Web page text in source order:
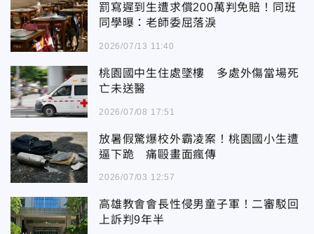
罰寫遲到生遭求償200萬判免賠！同班
同學曝：老師委屈落淚
2026/07/13 11:40
桃園國中生住處墜樓 多處外傷當場死
亡未送醫
2026/07/08 17:51
放暑假驚爆校外霸凌案！桃園國小生遭
逼下跪 痛毆畫面瘋傳
2026/07/03 12:57
高雄教會會長性侵男童子軍！二審駁回
上訴判9年半